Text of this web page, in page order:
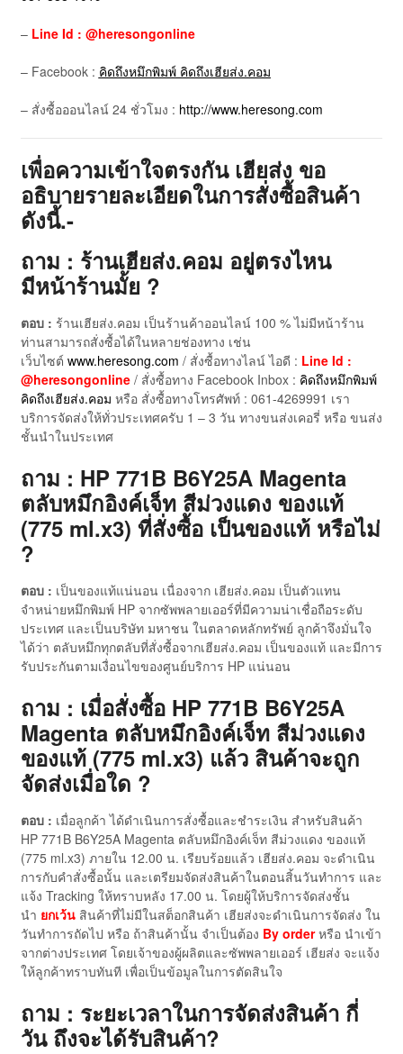
– Line Id : @heresongonline
– Facebook : คิดถึงหมึกพิมพ์ คิดถึงเฮียส่ง.คอม
– สั่งซื้อออนไลน์ 24 ชั่วโมง : http://www.heresong.com
เพื่อความเข้าใจตรงกัน เฮียส่ง ขอ
อธิบายรายละเอียดในการสั่งซื้อสินค้า
ดังนี้.-
ถาม : ร้านเฮียส่ง.คอม อยู่ตรงไหน
มีหน้าร้านมั้ย ?
ตอบ : ร้านเฮียส่ง.คอม เป็นร้านค้าออนไลน์ 100 % ไม่มีหน้าร้าน
ท่านสามารถสั่งซื้อได้ในหลายช่องทาง เช่น
เว็บไซต์ www.heresong.com / สั่งซื้อทางไลน์ ไอดี : Line Id :
@heresongonline / สั่งซื้อทาง Facebook Inbox : คิดถึงหมึกพิมพ์
คิดถึงเฮียส่ง.คอม หรือ สั่งซื้อทางโทรศัพท์ : 061-4269991 เรา
บริการจัดส่งให้ทั่วประเทศครับ 1 – 3 วัน ทางขนส่งเคอรี่ หรือ ขนส่ง
ชั้นนำในประเทศ
ถาม : HP 771B B6Y25A Magenta
ตลับหมึกอิงค์เจ็ท สีม่วงแดง ของแท้
(775 ml.x3) ที่สั่งซื้อ เป็นของแท้ หรือไม่
?
ตอบ : เป็นของแท้แน่นอน เนื่องจาก เฮียส่ง.คอม เป็นตัวแทน
จำหน่ายหมึกพิมพ์ HP จากซัพพลายเออร์ที่มีความน่าเชื่อถือระดับ
ประเทศ และเป็นบริษัท มหาชน ในตลาดหลักทรัพย์ ลูกค้าจึงมั่นใจ
ได้ว่า ตลับหมึกทุกตลับที่สั่งซื้อจากเฮียส่ง.คอม เป็นของแท้ และมีการ
รับประกันตามเงื่อนไขของศูนย์บริการ HP แน่นอน
ถาม : เมื่อสั่งซื้อ HP 771B B6Y25A
Magenta ตลับหมึกอิงค์เจ็ท สีม่วงแดง
ของแท้ (775 ml.x3) แล้ว สินค้าจะถูก
จัดส่งเมื่อใด ?
ตอบ : เมื่อลูกค้า ได้ดำเนินการสั่งซื้อและชำระเงิน สำหรับสินค้า
HP 771B B6Y25A Magenta ตลับหมึกอิงค์เจ็ท สีม่วงแดง ของแท้
(775 ml.x3) ภายใน 12.00 น. เรียบร้อยแล้ว เฮียส่ง.คอม จะดำเนิน
การกับคำสั่งซื้อนั้น และเตรียมจัดส่งสินค้าในตอนสิ้นวันทำการ และ
แจ้ง Tracking ให้ทราบหลัง 17.00 น. โดยผู้ให้บริการจัดส่งชั้น
นำ ยกเว้นสินค้าที่ไม่มีในสต็อกสินค้า เฮียส่งจะดำเนินการจัดส่ง ใน
วันทำการถัดไป หรือ ถ้าสินค้านั้น จำเป็นต้อง By orderหรือ นำเข้า
จากต่างประเทศ โดยเจ้าของผู้ผลิตและซัพพลายเออร์ เฮียส่ง จะแจ้ง
ให้ลูกค้าทราบทันที เพื่อเป็นข้อมูลในการตัดสินใจ
ถาม : ระยะเวลาในการจัดส่งสินค้า กี่
วัน ถึงจะได้รับสินค้า?